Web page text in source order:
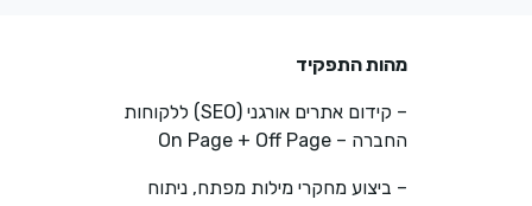
מהות התפקיד
– קידום אתרים אורגני (SEO) ללקוחות
החברה – On Page + Off Page
– ביצוע מחקרי מילות מפתח, ניתוח